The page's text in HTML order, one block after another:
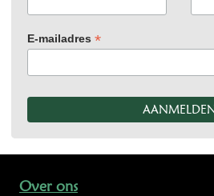
E-mailadres *
Over ons